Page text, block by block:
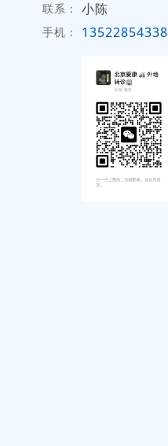
联系： 小陈
手机： 13522854338